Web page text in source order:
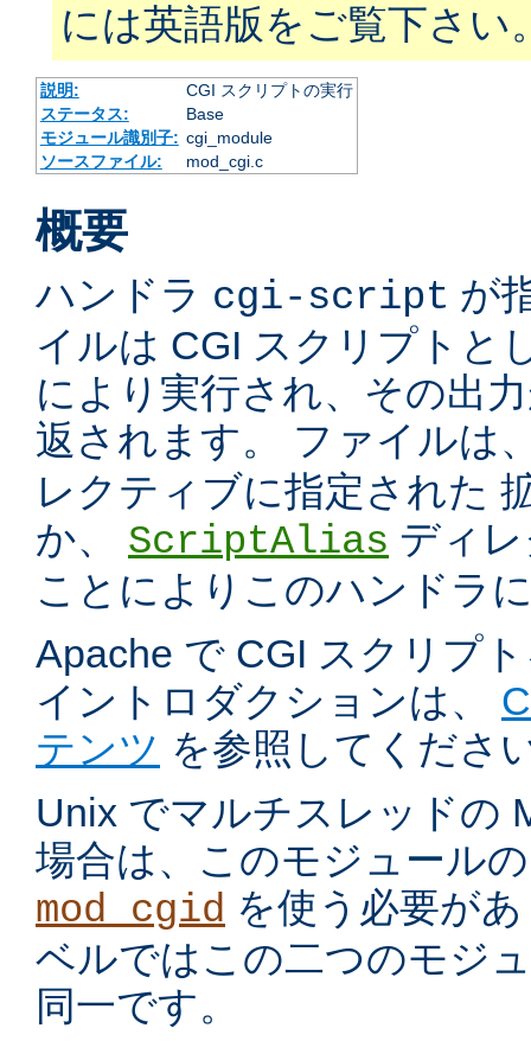
には英語版をご覧下さい
説明:
CGI スクリプトの実行
ステータス:
Base
モジュール識別子: cgi_module
ソースファイル:
mod_cgi.c
概要
ハンドラ cgi-script が
イルは CGI スクリプトと
により実行され、その出
返されます。 ファイルは
レクティブに指定された
か、 ScriptAlias ディ
ことによりこのハンドラ
Apache で CGI スクリプ
イントロダクションは、
テンツ を参照してくださ
Unix でマルチスレッドの
場合は、このモジュール
mod_cgid を使う必要が
ベルではこの二つのモジ
同一です。